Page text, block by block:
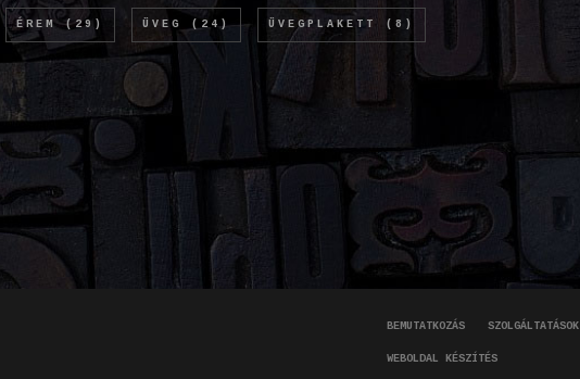
ÉREM(29) ÜVEG (24) ÜVEGPLAKETT (8)
BEMUTATKOZÁS SZOLGÁLTATÁSOK
WEBOLDAL KÉSZÍTÉS